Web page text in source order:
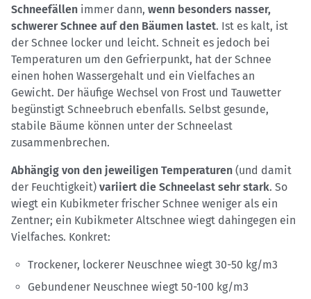
Schneefällen immer dann, wenn besonders nasser,
schwerer Schnee auf den Bäumen lastet. Ist es kalt, ist
der Schnee locker und leicht. Schneit es jedoch bei
Temperaturen um den Gefrierpunkt, hat der Schnee
einen hohen Wassergehalt und ein Vielfaches an
Gewicht. Der häufige Wechsel von Frost und Tauwetter
begünstigt Schneebruch ebenfalls. Selbst gesunde,
stabile Bäume können unter der Schneelast
zusammenbrechen.
Abhängig von den jeweiligen Temperaturen (und damit
der Feuchtigkeit) variiert die Schneelast sehr stark. So
wiegt ein Kubikmeter frischer Schnee weniger als ein
Zentner; ein Kubikmeter Altschnee wiegt dahingegen ein
Vielfaches. Konkret:
Trockener, lockerer Neuschnee wiegt 30-50 kg/m3
Gebundener Neuschnee wiegt 50-100 kg/m3